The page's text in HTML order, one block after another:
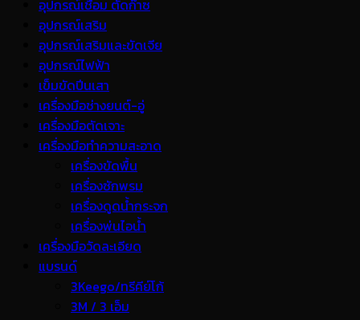
อุปกรณ์เชื่อม ตัดก๊าซ
อุปกรณ์เสริม
อุปกรณ์เสริมและขัดเจีย
อุปกรณ์ไฟฟ้า
เข็มขัดปีนเสา
เครื่องมือช่างยนต์-อู่
เครื่องมือตัดเจาะ
เครื่องมือทำความสะอาด
เครื่องขัดพื้น
เครื่องซักพรม
เครื่องดูดน้ำกระจก
เครื่องพ่นไอน้ำ
เครื่องมือวัดละเอียด
แบรนด์
3Keego/ทรีคีย์โก้
3M / 3 เอ็ม